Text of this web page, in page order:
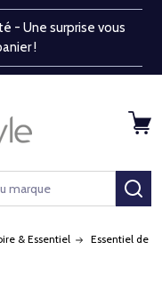
- Une surprise vous
!
& Essentiel Essentiel de